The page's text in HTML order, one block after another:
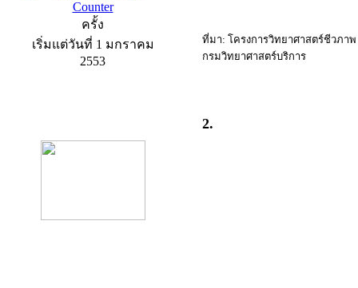
ครั้ง
เริ่มแต่วันที่ 1 มกราคม
2553
ที่มา: โครงการวิทยาศาสตร์ชีวภาพ
กรมวิทยาศาสตร์บริการ
2.